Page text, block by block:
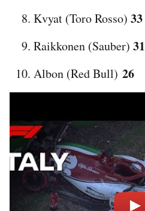
Kvyat (Toro Rosso) 33
Raikkonen (Sauber) 31
Albon (Red Bull) 26